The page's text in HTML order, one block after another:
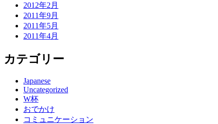
2012年2月
2011年9月
2011年5月
2011年4月
カテゴリー
Japanese
Uncategorized
W杯
おでかけ
コミュニケーション